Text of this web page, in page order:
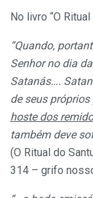
No livro “O
“Quando,
Senhor no dia
Satanás….
de seus próprios
hoste dos
também deve
(O Ritual do
314 – grifo